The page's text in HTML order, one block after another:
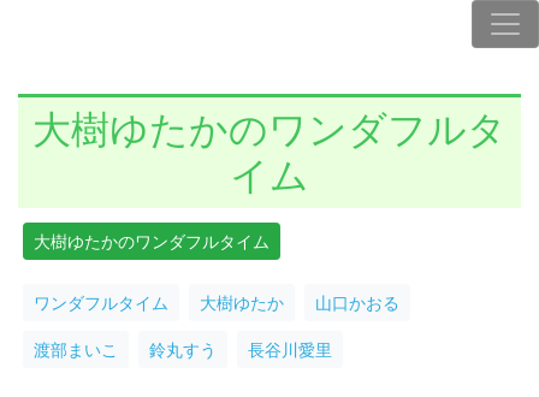
大樹ゆたかのワンダフルタ
イム
大樹ゆたかのワンダフルタイム
ワンダフルタイム 大樹ゆたか 山口かおる
渡部まいこ 鈴丸すう 長谷川愛里